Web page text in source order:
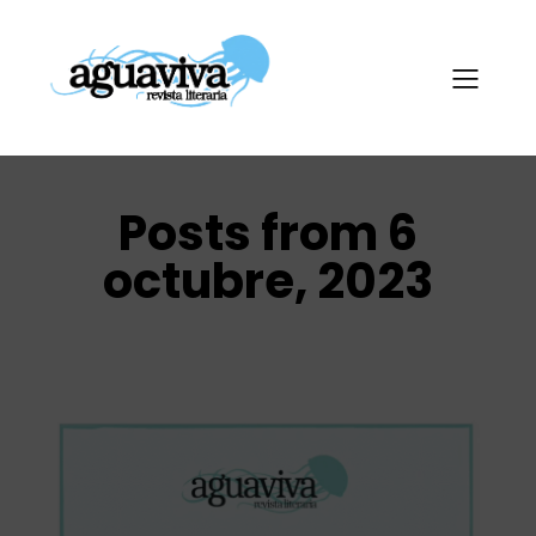
Posts from 6
octubre, 2023